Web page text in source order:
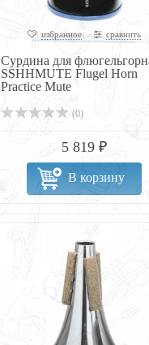
избранное сравнить
Сурдина для
SSHHMUTE Flugel Horn
Practice Mute
(0)
5 819 ₽
В корзину